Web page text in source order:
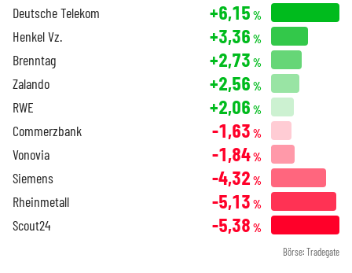
Deutsche Telekom +6,15 %
Henkel Vz. +3,36 %
Brenntag +2,73 %
Zalando +2,56 %
RWE +2,06 %
Commerzbank -1,63 %
Vonovia -1,84%
Siemens -4,32 %
Rheinmetall -5,13 %
Scout24 -5,38 %
Börse: Tradegate